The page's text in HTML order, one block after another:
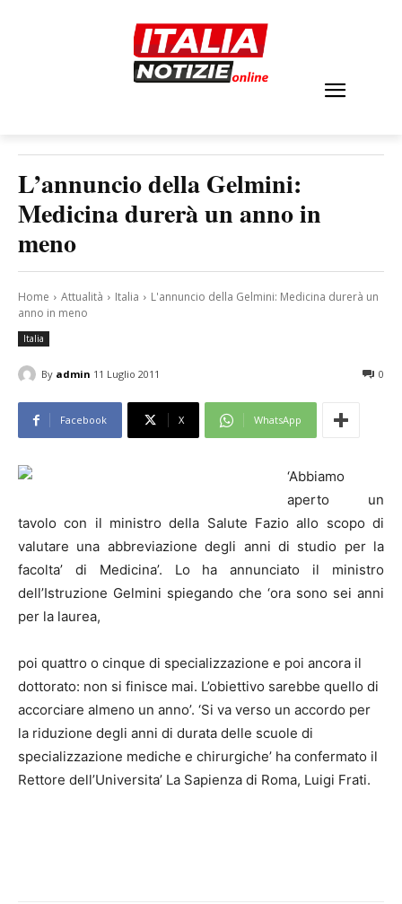
L’annuncio della Gelmini:
Medicina durerà un anno in
meno
Home Attualità Italia
L'annuncio della Gelmini: Medicina durerà un
anno in meno
Italia
By admin 11 Luglio 2011 0
Facebook X WhatsApp
‘Abbiamo
aperto un
tavolo con il ministro della Salute Fazio allo scopo di
valutare una abbreviazione degli anni di studio per la
facolta’ di Medicina’. Lo ha annunciato il ministro
dell’Istruzione Gelmini spiegando che ‘ora sono sei anni
per la laurea,
poi quattro o cinque di specializzazione e poi ancora il
dottorato: non si finisce mai. L’obiettivo sarebbe quello di
accorciare almeno un anno’. ‘Si va verso un accordo per
la riduzione degli anni di durata delle scuole di
specializzazione mediche e chirurgiche’ ha confermato il
Rettore dell’Universita’ La Sapienza di Roma, Luigi Frati.